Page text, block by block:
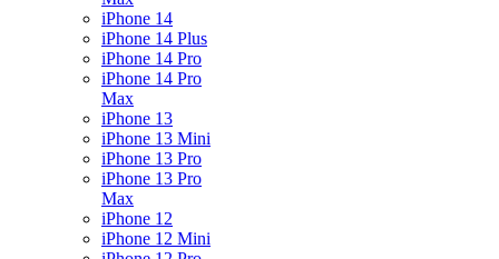
iPhone 14
iPhone 14 Plus
iPhone 14 Pro
iPhone 14 Pro
Max
iPhone 13
iPhone 13 Mini
iPhone 13 Pro
iPhone 13 Pro
Max
iPhone 12
iPhone 12 Mini